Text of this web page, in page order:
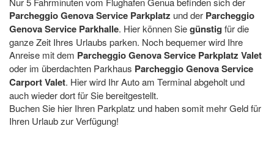
Parcheggio Genova Service Parkplatz und der Parcheggio
Genova Service Parkhalle. Hier können Siegünstig für die
ganze Zeit Ihres Urlaubs parken. Noch bequemer wird Ihre
Anreise mit dem Parcheggio Genova Service Parkplatz Valet
oder im überdachten Parkhaus Parcheggio Genova Service
Carport Valet. Hier wird Ihr Auto am Terminal abgeholt und
auch wieder dort für Sie bereitgestellt.
Buchen Sie hier Ihren Parkplatz und haben somit mehr Geld für
Ihren Urlaub zur Verfügung!